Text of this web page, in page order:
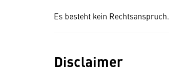
Es besteht kein Rechtsanspruch.
Disclaimer